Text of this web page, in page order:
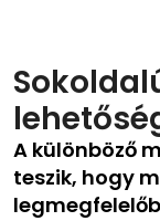
A különböző
teszik, hogy